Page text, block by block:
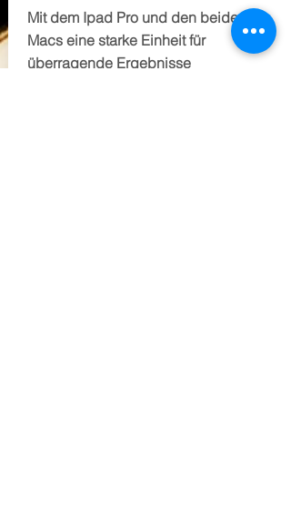
Mit dem Ipad Pro und den beiden
Macs eine starke Einheit für
überragende Ergebnisse